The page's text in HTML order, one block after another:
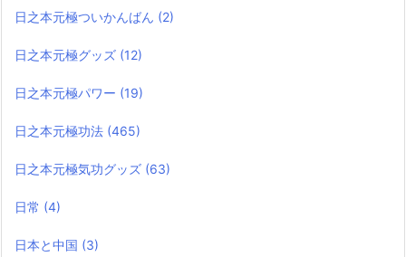
日之本元極ついかんばん (2)
日之本元極グッズ (12)
日之本元極パワー (19)
日之本元極功法 (465)
日之本元極気功グッズ (63)
日常 (4)
日本と中国 (3)